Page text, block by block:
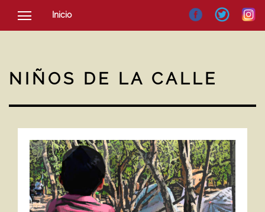
Inicio
SOCIEDAD
NOTICIAS
NIÑOS DE LA CALLE